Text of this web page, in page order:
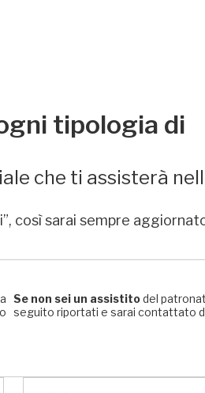
tipologia di
che ti assisterà
così sarai sempre
Se non sei un assistitodel
seguito riportati e sarai contattato